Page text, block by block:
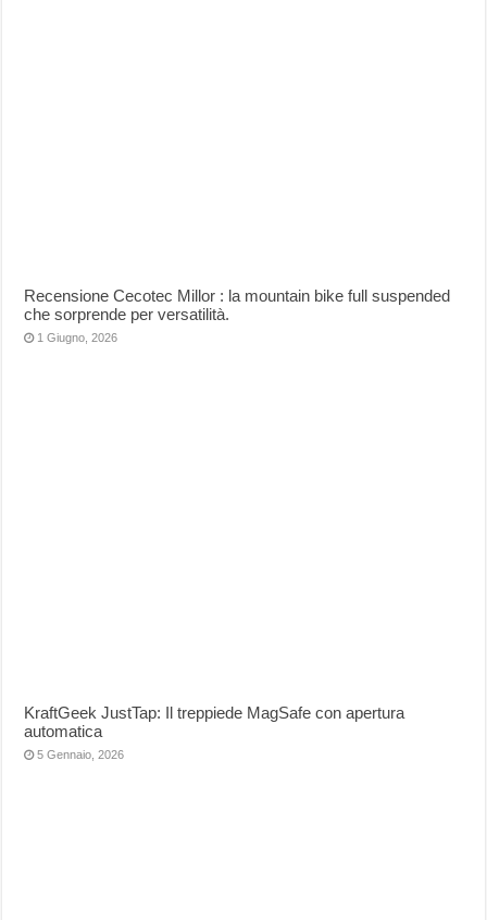
Recensione Cecotec Millor : la mountain bike full suspended
che sorprende per versatilità.
1 Giugno, 2026
KraftGeek JustTap: Il treppiede MagSafe con apertura
automatica
5 Gennaio, 2026